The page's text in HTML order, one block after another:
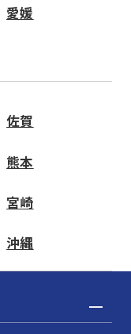
愛媛
佐賀
熊本
宮崎
沖縄